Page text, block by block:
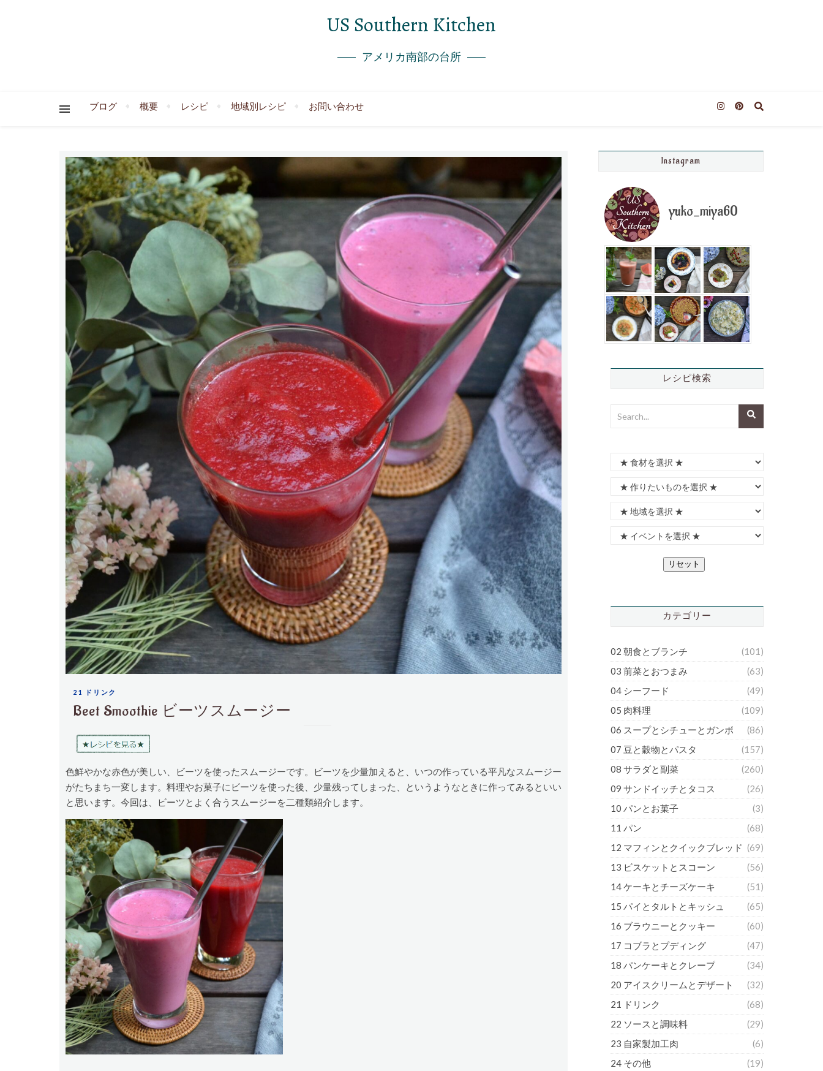
US Southern Kitchen
アメリカ南部の台所
ブログ 概要 レシピ 地域別レシピ お問い合わせ
21 ドリンク
Beet Smoothie ビーツスムージー
色鮮やかな赤色が美しい、ビーツを使ったスムージーです。ビーツを少量加えると、いつの作っている平凡なスムージー
がたちまち一変します。料理やお菓子にビーツを使った後、少量残ってしまった、というようなときに作ってみるといい
と思います。今回は、ビーツとよく合うスムージーを二種類紹介します。
Instagram
yuko_miya60
レシピ検索
リセット
カテゴリー
02 朝食とブランチ
(101)
03 前菜とおつまみ
(63)
04 シーフード
(49)
05 肉料理
(109)
06 スープとシチューとガンボ
(86)
07 豆と穀物とパスタ
(157)
08 サラダと副菜
(260)
09 サンドイッチとタコス
(26)
10 パンとお菓子
(3)
11 パン
(68)
12 マフィンとクイックブレッド (69)
13 ビスケットとスコーン
(56)
14 ケーキとチーズケーキ
(51)
15 パイとタルトとキッシュ
(65)
16 ブラウニーとクッキー
(60)
17 コブラとプディング
(47)
18 パンケーキとクレープ
(34)
20 アイスクリームとデザート
(32)
21 ドリンク
(68)
22 ソースと調味料
(29)
23 自家製加工肉
(6)
24 その他
(19)